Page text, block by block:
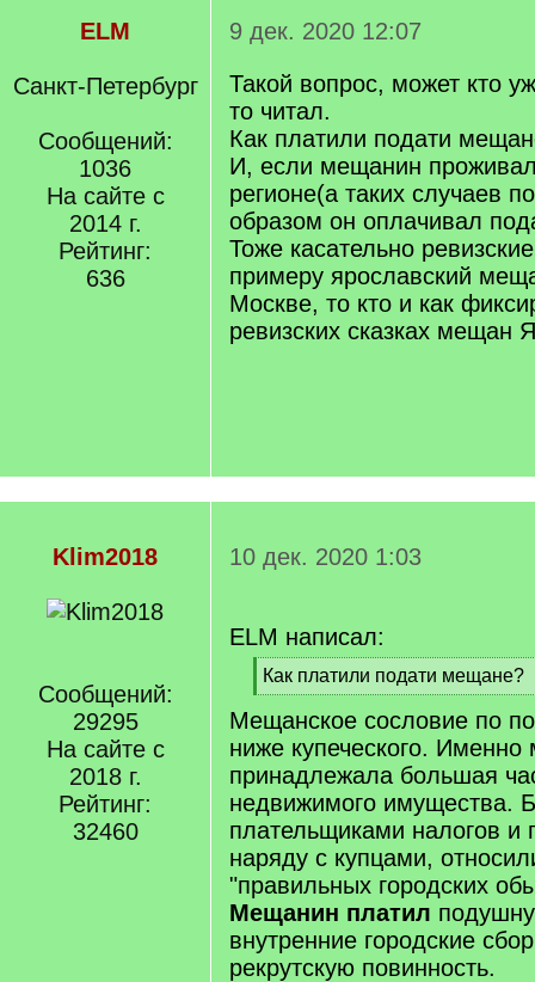
ELM
Санкт-Петербург
Сообщений:
1036
На сайте с
2014 г.
Рейтинг:
636
9 дек. 2020 12:07
Такой вопрос, может кто
то читал.
Как платили подати
И, если мещанин
регионе(а таких случаев
образом он оплачивал
Тоже касательно
примеру ярославский
Москве, то кто и как
ревизских сказках мещан
Klim2018
Сообщений:
29295
На сайте с
2018 г.
Рейтинг:
32460
10 дек. 2020 1:03
ELM написал:
[
q
]
Как платили подати мещане?
[
/
q
]
Мещанское сословие по
ниже купеческого.
принадлежала большая
недвижимого имущества.
плательщиками налогов
наряду с купцами,
"правильных городских
Мещанин платил
внутренние городские
рекрутскую повинность.